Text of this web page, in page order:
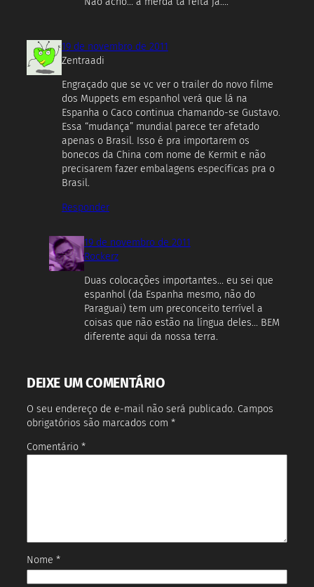
19 de novembro de 2011
Zentraadi
Engraçado que se vc ver o trailer do novo filme
dos Muppets em espanhol verá que lá na
Espanha o Caco continua chamando-se Gustavo.
Essa “mudança” mundial parece ter afetado
apenas o Brasil. Isso é pra importarem os
bonecos da China com nome de Kermit e não
precisarem fazer embalagens específicas pra o
Brasil.
Responder
19 de novembro de 2011
Rockerz
Duas colocações importantes… eu sei que
espanhol (da Espanha mesmo, não do
Paraguai) tem um preconceito terrível a
coisas que não estão na língua deles… BEM
diferente aqui da nossa terra.
DEIXE UM COMENTÁRIO
O seu endereço de e-mail não será publicado. Campos
obrigatórios são marcados com *
Comentário *
Nome *